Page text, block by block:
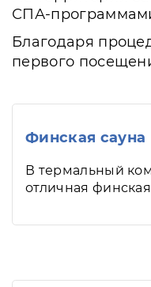
СПА-
Благодаря
первого
Финская сауна
В термальный
отличная